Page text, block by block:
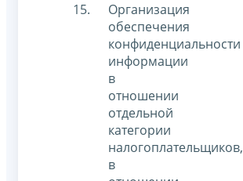
Организация
обеспечения
конфиденциальности
информации
в
отношении
отдельной
категории
налогоплательщиков,
в